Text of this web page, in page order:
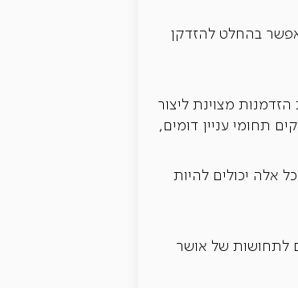
אפשר בהחלט להזדקן
מצוינת ליצור
תחומי עניין דומים,
אלה יכולים להיות
לתחושות של אושר